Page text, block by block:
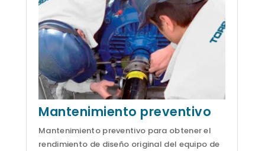
Mantenimiento preventivo
Mantenimiento preventivo para obtener el
rendimiento de diseño original del equipo de